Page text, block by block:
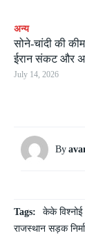
अन्य
सोने-चांदी की
ईरान संकट और
July 14, 2026
By
Tags: केके विश्नोई
राजस्थान सड़क